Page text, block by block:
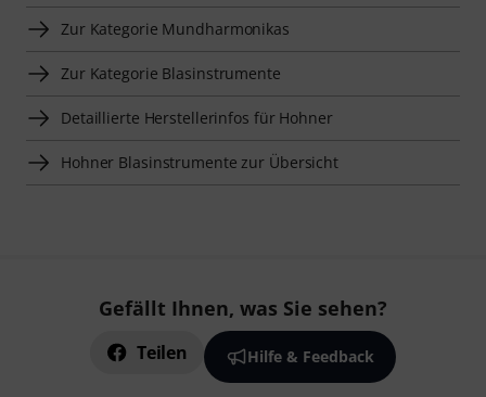
Zur Kategorie Mundharmonikas
Zur Kategorie Blasinstrumente
Detaillierte Herstellerinfos für Hohner
Hohner Blasinstrumente zur Übersicht
Gefällt Ihnen, was Sie sehen?
Teilen Hilfe & Feedback